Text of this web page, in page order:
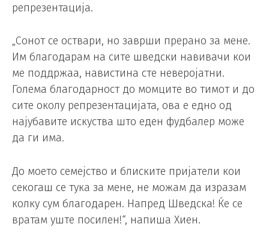
репрезентација.
„Сонот се оствари, но заврши прерано за мене.
Им благодарам на сите шведски навивачи кои
ме поддржаа, навистина сте неверојатни.
Голема благодарност до момците во тимот и до
сите околу репрезентацијата, ова е едно од
најубавите искуства што еден фудбалер може
да ги има.
До моето семејство и блиските пријатели кои
секогаш се тука за мене, не можам да изразам
колку сум благодарен. Напред Шведска! Ќе се
вратам уште посилен!“, напиша Хиен.